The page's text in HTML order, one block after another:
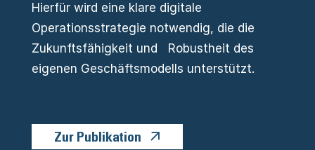
Hierfür wird eine klare digitale
Operationsstrategie notwendig, die die
Zukunftsfähigkeit und Robustheit des
eigenen Geschäftsmodells unterstützt.
Zur Publikation